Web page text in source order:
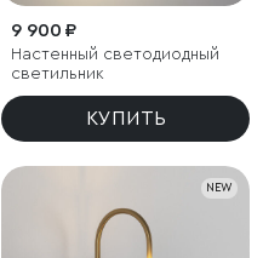
9 900 ₽
Настенный светодиодный
светильник
КУПИТЬ
NEW